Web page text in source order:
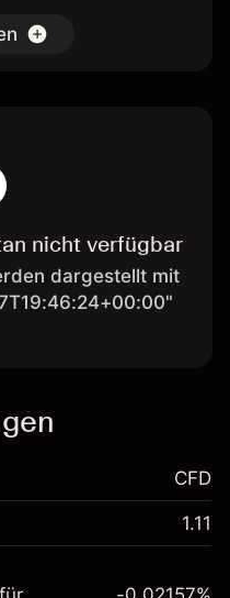
nicht verfügbar
dargestellt mit
für das CFD-
CFD
1.11